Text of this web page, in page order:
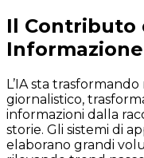
Il Contributo
L’IA sta
giornalistico,
informazioni dalla
storie. Gli sistemi di
elaborano grandi